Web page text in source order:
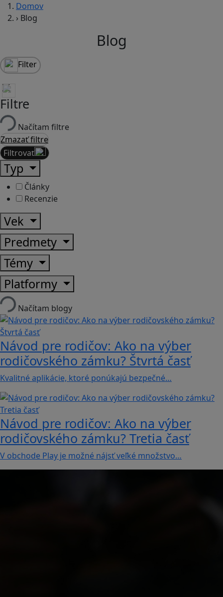
Domov
› Blog
Blog
Filter
Filtre
Načítam filtre
Zmazať filtre
Filtrovať
Typ
Články
Recenzie
Vek
Predmety
Témy
Platformy
Načítam blogy
Návod pre rodičov: Ako na výber
rodičovského zámku? Štvrtá časť
Kvalitné aplikácie, ktoré ponúkajú bezpečné…
Návod pre rodičov: Ako na výber
rodičovského zámku? Tretia časť
V obchode Play je možné nájsť veľké množstvo…